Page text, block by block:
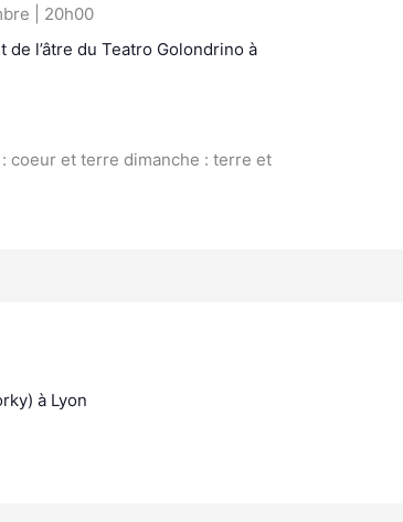
l’âtre du Teatro Golondrino à
| 20h00
coeur et terre dimanche : terre et
à Lyon